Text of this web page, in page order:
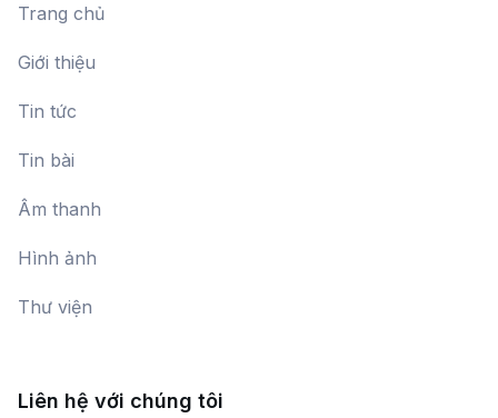
Trang chủ
Giới thiệu
Tin tức
Tin bài
Âm thanh
Hình ảnh
Thư viện
Liên hệ với chúng tôi